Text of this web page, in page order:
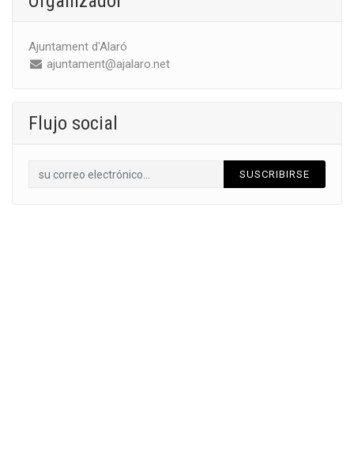
Ajuntament d'Alaró
ajuntament@ajalaro.net
Flujo social
SUSCRIBIRSE